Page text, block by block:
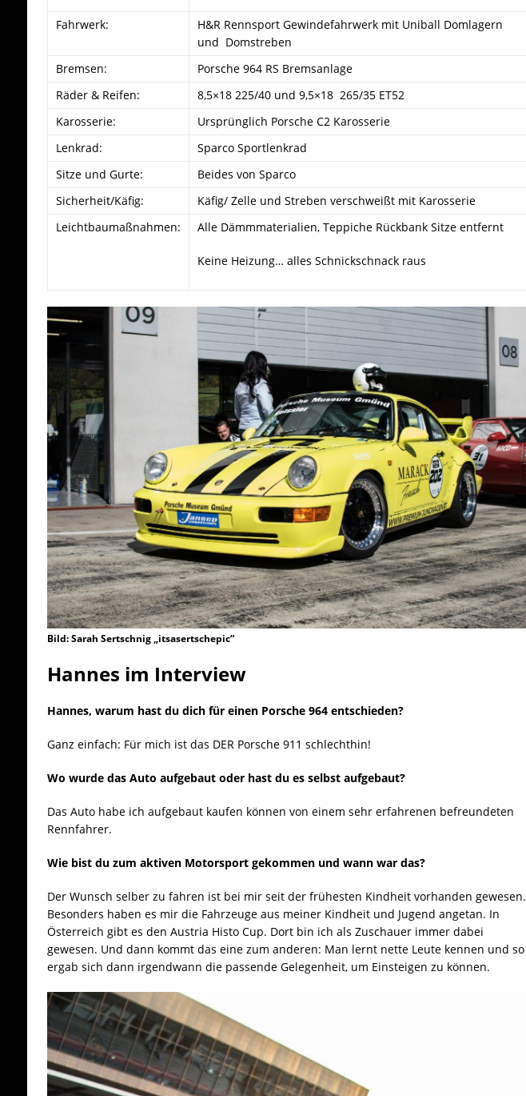
Fahrwerk:
H&R Rennsport Gewindefahrwerk mit Uniball Domlagern
und Domstreben
Bremsen:
Porsche 964 RS Bremsanlage
Räder & Reifen:
8,5×18 225/40 und 9,5×18 265/35 ET52
Karosserie:
Ursprünglich Porsche C2 Karosserie
Lenkrad:
Sparco Sportlenkrad
Sitze und Gurte:
Beides von Sparco
Sicherheit/Käfig:
Käfig/ Zelle und Streben verschweißt mit Karosserie
Leichtbaumaßnahmen:
Alle Dämmmaterialien, Teppiche Rückbank Sitze entfernt
Keine Heizung… alles Schnickschnack raus
Bild: Sarah Sertschnig „itsasertschepic“
Hannes im Interview
Hannes, warum hast du dich für einen Porsche 964 entschieden?
Ganz einfach: Für mich ist das DER Porsche 911 schlechthin!
Wo wurde das Auto aufgebaut oder hast du es selbst aufgebaut?
Das Auto habe ich aufgebaut kaufen können von einem sehr erfahrenen befreundeten
Rennfahrer.
Wie bist du zum aktiven Motorsport gekommen und wann war das?
Der Wunsch selber zu fahren ist bei mir seit der frühesten Kindheit vorhanden gewesen.
Besonders haben es mir die Fahrzeuge aus meiner Kindheit und Jugend angetan. In
Österreich gibt es den Austria Histo Cup. Dort bin ich als Zuschauer immer dabei
gewesen. Und dann kommt das eine zum anderen: Man lernt nette Leute kennen und so
ergab sich dann irgendwann die passende Gelegenheit, um Einsteigen zu können.